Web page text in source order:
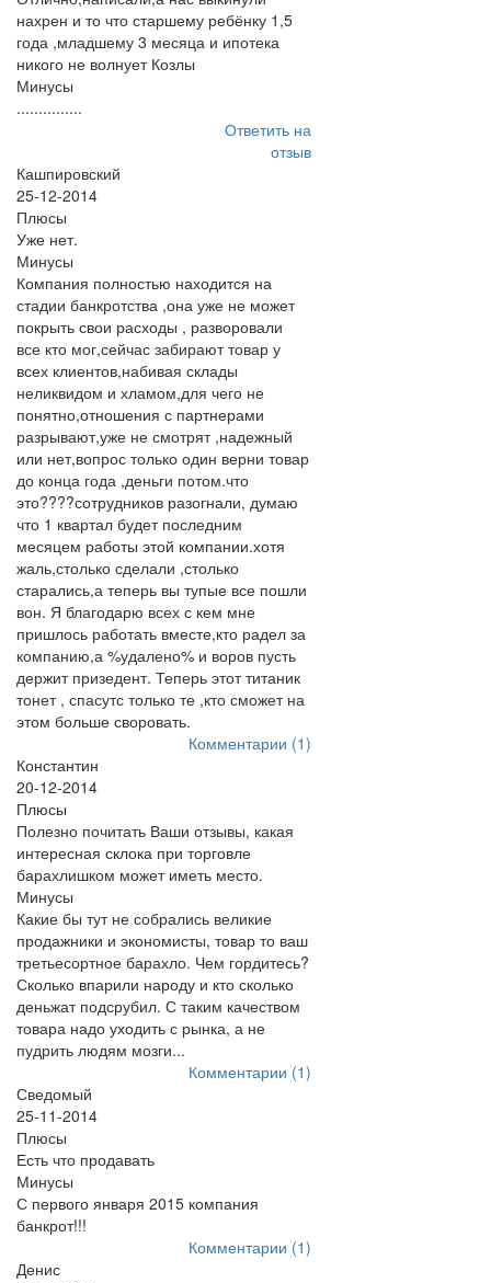
нахрен и то что старшему ребёнку 1,5
года ,младшему 3 месяца и ипотека
никого не волнует Козлы
Минусы
...............
Ответить на
отзыв
Кашпировский
25-12-2014
Плюсы
Уже нет.
Минусы
Компания полностью находится на
стадии банкротства ,она уже не может
покрыть свои расходы , разворовали
все кто мог,сейчас забирают товар у
всех клиентов,набивая склады
неликвидом и хламом,для чего не
понятно,отношения с партнерами
разрывают,уже не смотрят ,надежный
или нет,вопрос только один верни товар
до конца года ,деньги потом.что
это????сотрудников разогнали, думаю
что 1 квартал будет последним
месяцем работы этой компании.хотя
жаль,столько сделали ,столько
старались,а теперь вы тупые все пошли
вон. Я благодарю всех с кем мне
пришлось работать вместе,кто радел за
компанию,а %удалено% и воров пусть
держит призедент. Теперь этот титаник
тонет , спасутс только те ,кто сможет на
этом больше своровать.
Комментарии (1)
Константин
20-12-2014
Плюсы
Полезно почитать Ваши отзывы, какая
интересная склока при торговле
барахлишком может иметь место.
Минусы
Какие бы тут не собрались великие
продажники и экономисты, товар то ваш
третьесортное барахло. Чем гордитесь?
Сколько впарили народу и кто сколько
деньжат подсрубил. С таким качеством
товара надо уходить с рынка, а не
пудрить людям мозги...
Комментарии (1)
Сведомый
25-11-2014
Плюсы
Есть что продавать
Минусы
С первого января 2015 компания
банкрот!!!
Комментарии (1)
Денис